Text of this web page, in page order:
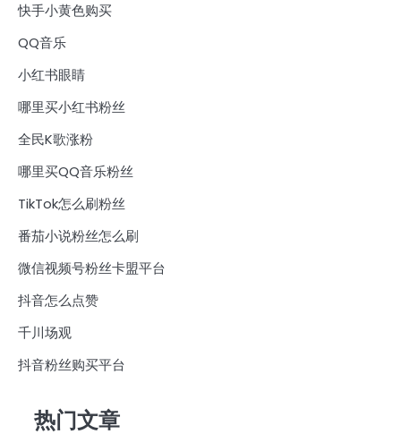
快手小黄色购买
QQ音乐
小红书眼睛
哪里买小红书粉丝
全民K歌涨粉
哪里买QQ音乐粉丝
TikTok怎么刷粉丝
番茄小说粉丝怎么刷
微信视频号粉丝卡盟平台
抖音怎么点赞
千川场观
抖音粉丝购买平台
热门文章